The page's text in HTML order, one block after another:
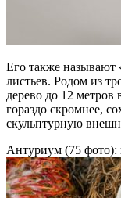
Его также
листьев. Родом из
дерево до 12 метров
гораздо скромнее,
скульптурную
Антуриум (75